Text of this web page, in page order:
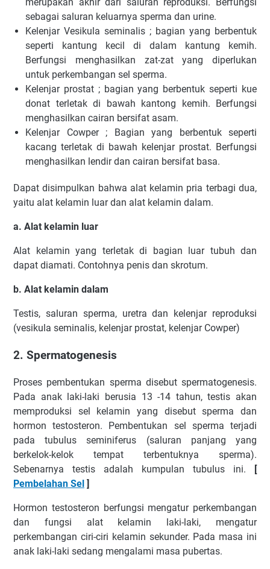
sebagai saluran keluarnya sperma dan urine.
Kelenjar Vesikula seminalis ; bagian yang berbentuk
seperti kantung kecil di dalam kantung kemih.
Berfungsi menghasilkan zat-zat yang diperlukan
untuk perkembangan sel sperma.
Kelenjar prostat ; bagian yang berbentuk seperti kue
donat terletak di bawah kantong kemih. Berfungsi
menghasilkan cairan bersifat asam.
Kelenjar Cowper ; Bagian yang berbentuk seperti
kacang terletak di bawah kelenjar prostat. Berfungsi
menghasilkan lendir dan cairan bersifat basa.
Dapat disimpulkan bahwa alat kelamin pria terbagi dua,
yaitu alat kelamin luar dan alat kelamin dalam.
a. Alat kelamin luar
Alat kelamin yang terletak di bagian luar tubuh dan
dapat diamati. Contohnya penis dan skrotum.
b. Alat kelamin dalam
Testis, saluran sperma, uretra dan kelenjar reproduksi
(vesikula seminalis, kelenjar prostat, kelenjar Cowper)
2. Spermatogenesis
Proses pembentukan sperma disebut spermatogenesis.
Pada anak laki-laki berusia 13 -14 tahun, testis akan
memproduksi sel kelamin yang disebut sperma dan
hormon testosteron. Pembentukan sel sperma terjadi
pada tubulus seminiferus (saluran panjang yang
berkelok-kelok tempat terbentuknya sperma).
Sebenarnya testis adalah kumpulan tubulus ini.
[
Pembelahan Sel ]
Hormon testosteron berfungsi mengatur perkembangan
dan fungsi alat kelamin laki-laki, mengatur
perkembangan ciri-ciri kelamin sekunder. Pada masa ini
anak laki-laki sedang mengalami masa pubertas.